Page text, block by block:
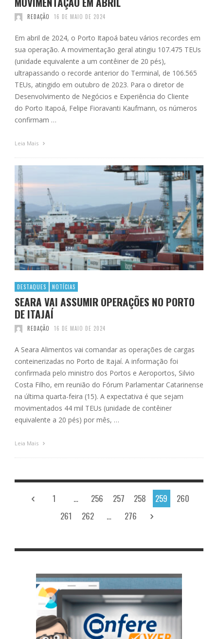
REDAÇÃO 16 DE MAIO DE 2024
Em abril de 2024, o Porto Itapoá bateu vários recordes em
sua operação. A movimentação geral atingiu 107.475 TEUs
(unidade equivalente a um contêiner de 20 pés),
ultrapassando o recorde anterior do Terminal, de 106.565
TEUs, atingido em outubro de 2023. Para o diretor de
Desenvolvimento de Negócios e Experiência do Cliente
do Porto Itapoá, Felipe Fioravanti Kaufmann, os números
confirmam …
Leia Mais
DESTAQUES NOTÍCIAS
SEARA VAI ASSUMIR OPERAÇÕES NO PORTO
DE ITAJAÍ
REDAÇÃO 16 DE MAIO DE 2024
A Seara Alimentos vai comandar as operações de cargas
conteinerizadas no Porto de Itajaí. A informação foi
confirmada pelo ministro dos Portos e Aeroportos, Silvio
Costa Filho, em reunião do Fórum Parlamentar Catarinense
na última quarta-feira (15). A expectativa é que sejam
movimentados 44 mil TEUs (unidade de contêiner
equivalente a 20 pés) por mês, …
Leia Mais
1 … 256 257 258 259
260
261
262 … 276